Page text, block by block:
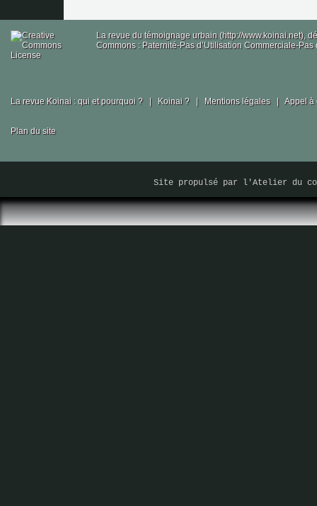
La revue du témoignage urbain (http://www.koinai.net),
Commons : Paternité-Pas d’Utilisation Commerciale-
La revue Koinai : qui et pourquoi ? | Koinai ? | Mentions légales | Appel à
Plan du site
Site propulsé par l'Atelier du